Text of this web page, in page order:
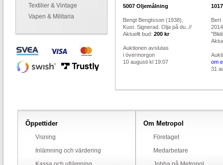
Textilier & Vintage
Vapen & Militaria
5007 Oljemålning
Bengt Bengtsson (1938),
Kust. Signerad. Olja på du..//
Aktuellt bud: 200 kr
Auktionen avslutas
i övermorgon
10 augusti kl 19:07
1017
Bert
om
31
Öppettider
Visning
Inlämning och värdering
Om Metropol
Företaget
Medarbetare